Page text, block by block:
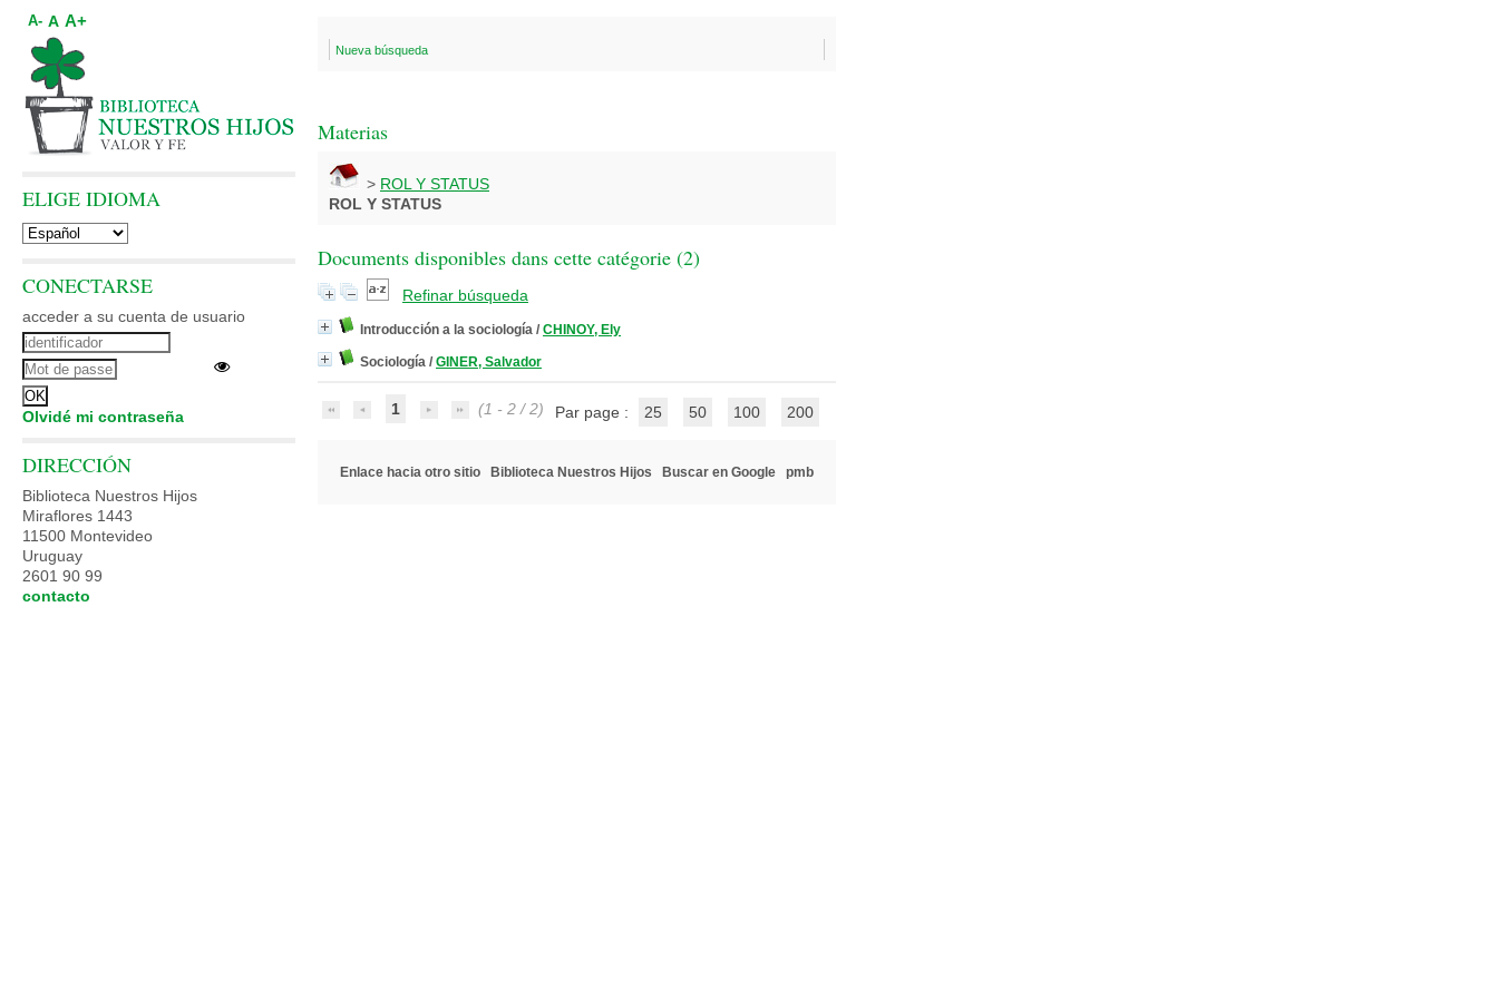
Nueva búsqueda
Materias
> ROL Y STATUS
ROL Y STATUS
Documents disponibles dans cette catégorie (2)
Refinar búsqueda
Introducción a la sociología / CHINOY, Ely
Sociología / GINER, Salvador
1 (1 - 2 / 2) Par page : 25 50 100 200
Enlace hacia otro sitio Biblioteca Nuestros Hijos Buscar en Google pmb
A- A A+
ELIGE IDIOMA
CONECTARSE
acceder a su cuenta de usuario
Olvidé mi contraseña
DIRECCIÓN
Biblioteca Nuestros Hijos
Miraflores 1443
11500 Montevideo
Uruguay
2601 90 99
contacto